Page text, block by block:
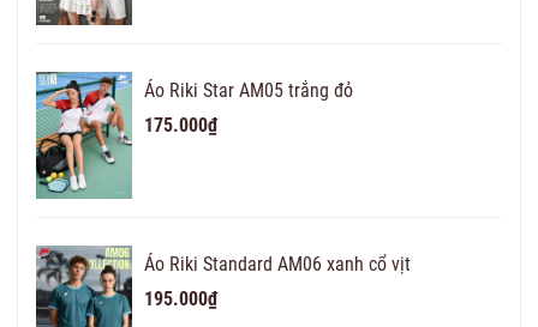
Áo Riki Star AM05 trắng đỏ
175.000₫
Áo Riki Standard AM06 xanh cổ vịt
195.000₫